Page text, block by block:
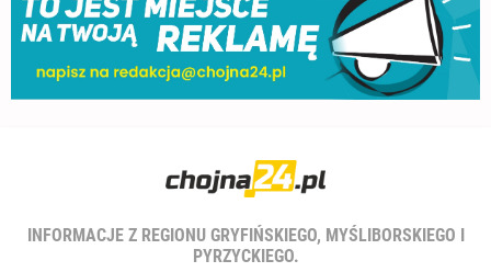
INFORMACJE Z REGIONU GRYFIŃSKIEGO, MYŚLIBORSKIEGO I
PYRZYCKIEGO.